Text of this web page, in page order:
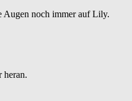
Augen noch immer auf Lily.
heran.